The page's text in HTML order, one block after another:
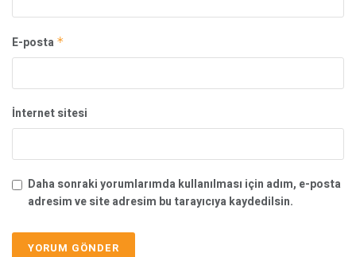
E-posta *
İnternet sitesi
Daha sonraki yorumlarımda kullanılması için adım, e-posta
adresim ve site adresim bu tarayıcıya kaydedilsin.